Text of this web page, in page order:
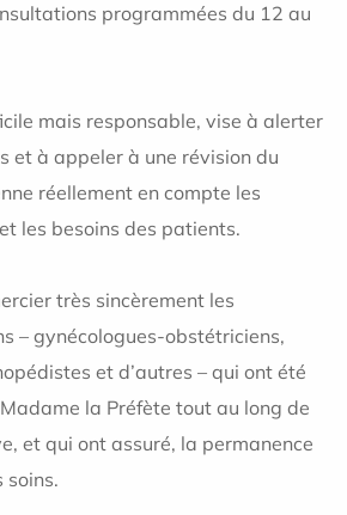
programmées du 12 au
mais responsable, vise à alerter
et à appeler à une révision du
réellement en compte les
les besoins des patients.
très sincèrement les
– gynécologues-obstétriciens,
et d’autres – qui ont été
la Préfète tout au long de
et qui ont assuré, la permanence
soins.